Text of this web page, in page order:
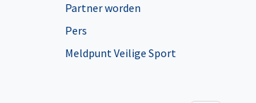
Partner worden
Pers
Meldpunt Veilige Sport